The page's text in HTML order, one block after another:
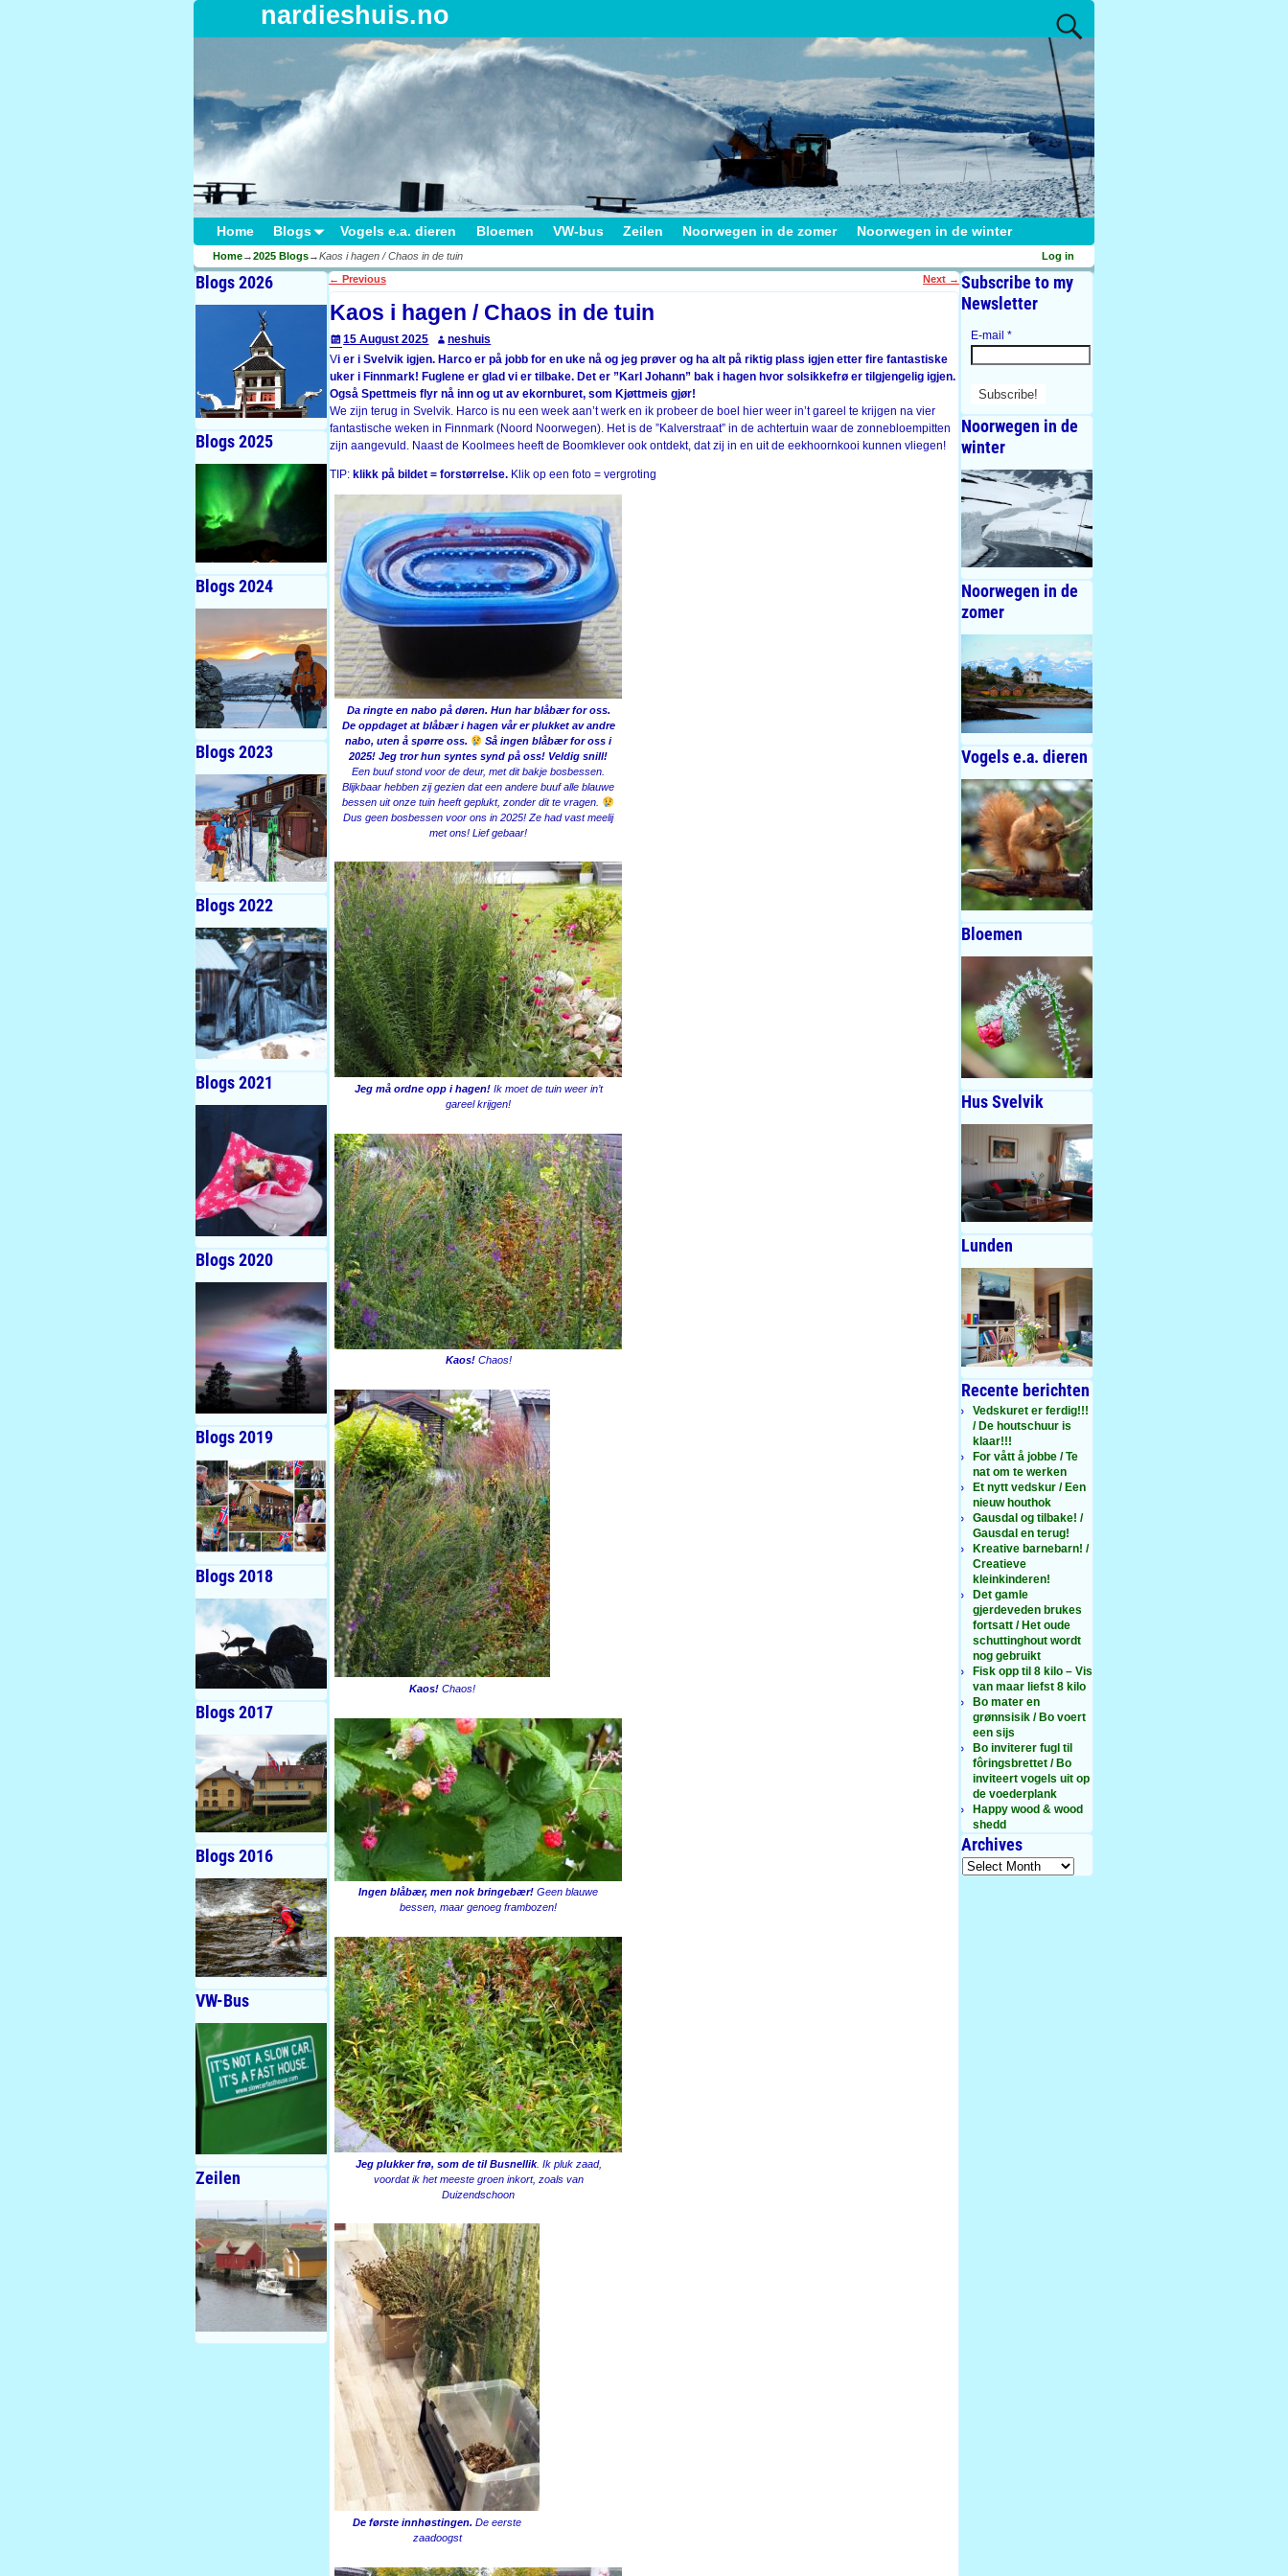
nardieshuis.no
Home Blogs Vogels e.a. dieren Bloemen VW-bus Zeilen Noorwegen in de zomer Noorwegen in de winter
Home→2025 Blogs→Kaos i hagen / Chaos in de tuin Log in
Post navigation
← Previous Next →
Kaos i hagen / Chaos in de tuin
15 August 2025
neshuis
Vi er i Svelvik igjen. Harco er på jobb for en uke nå og jeg prøver og ha alt på riktig plass igjen etter fire fantastiske
uker i Finnmark! Fuglene er glad vi er tilbake. Det er ”Karl Johann” bak i hagen hvor solsikkefrø er tilgjengelig igjen.
Også Spettmeis flyr nå inn og ut av ekornburet, som Kjøttmeis gjør!
We zijn terug in Svelvik. Harco is nu een week aan’t werk en ik probeer de boel hier weer in’t gareel te krijgen na vier
fantastische weken in Finnmark (Noord Noorwegen). Het is de ”Kalverstraat” in de achtertuin waar de zonnebloempitten
zijn aangevuld. Naast de Koolmees heeft de Boomklever ook ontdekt, dat zij in en uit de eekhoornkooi kunnen vliegen!
TIP: klikk på bildet = forstørrelse. Klik op een foto = vergroting
Da ringte en nabo på døren. Hun har blåbær for oss.
De oppdaget at blåbær i hagen vår er plukket av andre
nabo, uten å spørre oss.
Så ingen blåbær for oss i
2025! Jeg tror hun syntes synd på oss! Veldig snill!
Een buuf stond voor de deur, met dit bakje bosbessen.
Blijkbaar hebben zij gezien dat een andere buuf alle blauwe
bessen uit onze tuin heeft geplukt, zonder dit te vragen.
Dus geen bosbessen voor ons in 2025! Ze had vast meelij
met ons! Lief gebaar!
Jeg må ordne opp i hagen!Ik moet de tuin weer in’t
gareel krijgen!
Kaos!Chaos!
Kaos! Chaos!
Ingen blåbær, men nok bringebær! Geen blauwe
bessen, maar genoeg frambozen!
Jeg plukker frø, som de til Busnellik. Ik pluk zaad,
voordat ik het meeste groen inkort, zoals van
Duizendschoon
De første innhøstingen. De eerste
zaadoogst
Blogs 2026
Blogs 2025
Blogs 2024
Blogs 2023
Blogs 2022
Blogs 2021
Blogs 2020
Blogs 2019
Blogs 2018
Blogs 2017
Blogs 2016
VW-Bus
Zeilen
Subscribe to my
Newsletter
E-mail *
Noorwegen in de
winter
Noorwegen in de
zomer
Vogels e.a. dieren
Bloemen
Hus Svelvik
Lunden
Recente berichten
Vedskuret er ferdig!!!
/ De houtschuur is
klaar!!!
For vått å jobbe / Te
nat om te werken
Et nytt vedskur / Een
nieuw houthok
Gausdal og tilbake! /
Gausdal en terug!
Kreative barnebarn! /
Creatieve
kleinkinderen!
Det gamle
gjerdeveden brukes
fortsatt / Het oude
schuttinghout wordt
nog gebruikt
Fisk opp til 8 kilo – Vis
van maar liefst 8 kilo
Bo mater en
grønnsisik / Bo voert
een sijs
Bo inviterer fugl til
fôringsbrettet / Bo
inviteert vogels uit op
de voederplank
Happy wood & wood
shedd
Archives